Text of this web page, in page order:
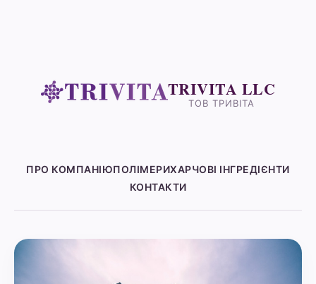
TRIVITA LLC
ТОВ ТРИВІТА
ПРО КОМПАНІЮПОЛІМЕРИХАРЧОВІ ІНГРЕДІЄНТИ
КОНТАКТИ